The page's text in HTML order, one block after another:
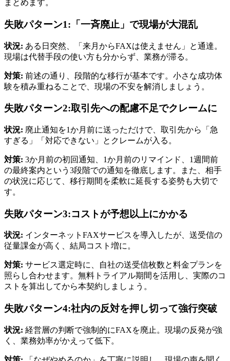
まとめます。
失敗パターン1:「一斉廃止」で現場が大混乱
状況: ある日突然、「来月からFAXは使えません」と通達。
現場は代替手段の使い方も分からず、業務が滞る。
対策: 前述の通り、段階的な移行が基本です。小さな成功体
験を積み重ねることで、現場の不安を解消しましょう。
失敗パターン2:取引先への配慮不足でクレームに
状況: 廃止通知を1か月前に送っただけで、取引先から「急
すぎる」「対応できない」とクレームが入る。
対策: 3か月前の初回通知、1か月前のリマインド、1週間前
の最終案内という3段階での通知を徹底します。また、相手
の状況に応じて、移行期間を柔軟に延長する姿勢も大切で
す。
失敗パターン3:コストが予想以上にかかる
状況: インターネットFAXサービスを導入したが、送受信の
従量課金が高く、結局コスト増に。
対策: サービス選定時に、自社の送受信枚数と料金プランを
照らし合わせます。無料トライアル期間を活用し、実際のコ
ストを算出してから本契約しましょう。
失敗パターン4:社内の反対を押し切って強行突破
状況: 経営層の判断で強制的にFAXを廃止。現場の反発が強
く、業務効率がかえって低下。